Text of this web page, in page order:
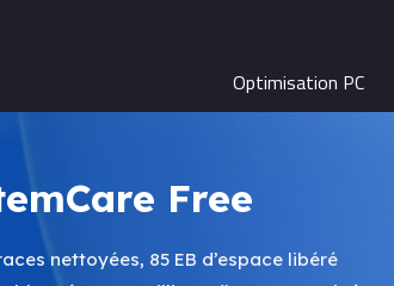
Optimisation PC
Free
nettoyées, 85 EB d’espace libéré